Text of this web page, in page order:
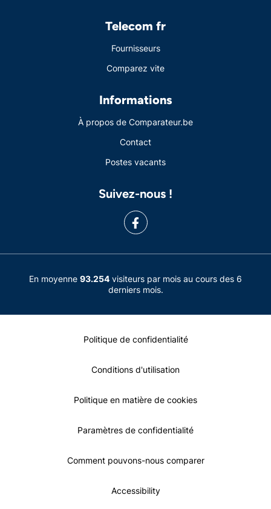
Telecom fr
Fournisseurs
Comparez vite
Informations
À propos de Comparateur.be
Contact
Postes vacants
Suivez-nous !
En moyenne 93.254 visiteurs par mois au cours des 6
derniers mois.
Politique de confidentialité
Conditions d'utilisation
Politique en matière de cookies
Paramètres de confidentialité
Comment pouvons-nous comparer
Accessibility